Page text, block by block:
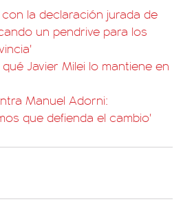
la declaración jurada de
un pendrive para los
Javier Milei lo mantiene en
Manuel Adorni:
que defienda el cambio'